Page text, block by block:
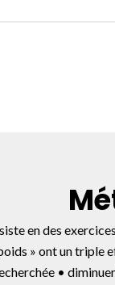
en des
» ont un triple
•